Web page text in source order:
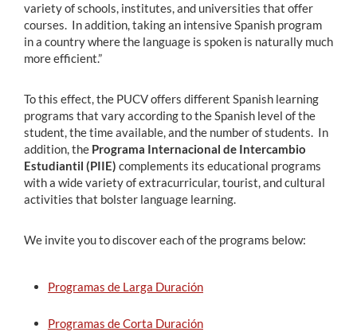
variety of schools, institutes, and universities that offer
courses. In addition, taking an intensive Spanish program
in a country where the language is spoken is naturally much
more efficient.”
To this effect, the PUCV offers different Spanish learning
programs that vary according to the Spanish level of the
student, the time available, and the number of students. In
addition, the Programa Internacional de Intercambio
Estudiantil (PIIE) complements its educational programs
with a wide variety of extracurricular, tourist, and cultural
activities that bolster language learning.
We invite you to discover each of the programs below:
Programas de Larga Duración
Programas de Corta Duración